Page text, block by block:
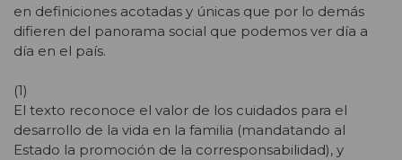
en definiciones acotadas y únicas que por lo demás
difieren del panorama social que podemos ver día a
día en el país.
(1)
El texto reconoce el valor de los cuidados para el
desarrollo de la vida en la familia (mandatando al
Estado la promoción de la corresponsabilidad), y